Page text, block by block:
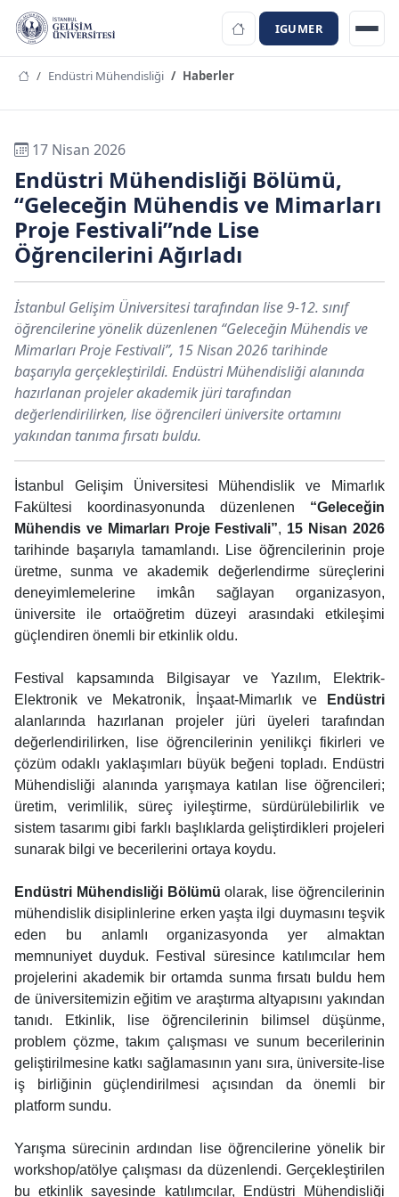
IGUMER
Endüstri Mühendisliği Haberler
17 Nisan 2026
Endüstri Mühendisliği Bölümü,
“Geleceğin Mühendis ve Mimarları
Proje Festivali”nde Lise
Öğrencilerini Ağırladı
İstanbul Gelişim Üniversitesi tarafından lise 9-12. sınıf
öğrencilerine yönelik düzenlenen “Geleceğin Mühendis ve
Mimarları Proje Festivali”, 15 Nisan 2026 tarihinde
başarıyla gerçekleştirildi. Endüstri Mühendisliği alanında
hazırlanan projeler akademik jüri tarafından
değerlendirilirken, lise öğrencileri üniversite ortamını
yakından tanıma fırsatı buldu.
İstanbul Gelişim Üniversitesi Mühendislik ve Mimarlık
Fakültesi koordinasyonunda düzenlenen “Geleceğin
Mühendis ve Mimarları Proje Festivali”, 15 Nisan 2026
tarihinde başarıyla tamamlandı. Lise öğrencilerinin proje
üretme, sunma ve akademik değerlendirme süreçlerini
deneyimlemelerine imkân sağlayan organizasyon,
üniversite ile ortaöğretim düzeyi arasındaki etkileşimi
güçlendiren önemli bir etkinlik oldu.
Festival kapsamında Bilgisayar ve Yazılım, Elektrik-
Elektronik ve Mekatronik, İnşaat-Mimarlık ve
Endüstri
alanlarında hazırlanan projeler jüri üyeleri tarafından
değerlendirilirken, lise öğrencilerinin yenilikçi fikirleri ve
çözüm odaklı yaklaşımları büyük beğeni topladı. Endüstri
Mühendisliği alanında yarışmaya katılan lise öğrencileri;
üretim, verimlilik, süreç iyileştirme, sürdürülebilirlik ve
sistem tasarımı gibi farklı başlıklarda geliştirdikleri projeleri
sunarak bilgi ve becerilerini ortaya koydu.
Endüstri Mühendisliği Bölümü olarak, lise öğrencilerinin
mühendislik disiplinlerine erken yaşta ilgi duymasını teşvik
eden bu anlamlı organizasyonda yer almaktan
memnuniyet duyduk. Festival süresince katılımcılar hem
projelerini akademik bir ortamda sunma fırsatı buldu hem
de üniversitemizin eğitim ve araştırma altyapısını yakından
tanıdı. Etkinlik, lise öğrencilerinin bilimsel düşünme,
problem çözme, takım çalışması ve sunum becerilerinin
geliştirilmesine katkı sağlamasının yanı sıra, üniversite-lise
iş birliğinin güçlendirilmesi açısından da önemli bir
platform sundu.
Yarışma sürecinin ardından lise öğrencilerine yönelik bir
workshop/atölye çalışması da düzenlendi. Gerçekleştirilen
bu etkinlik sayesinde katılımcılar, Endüstri Mühendisliği